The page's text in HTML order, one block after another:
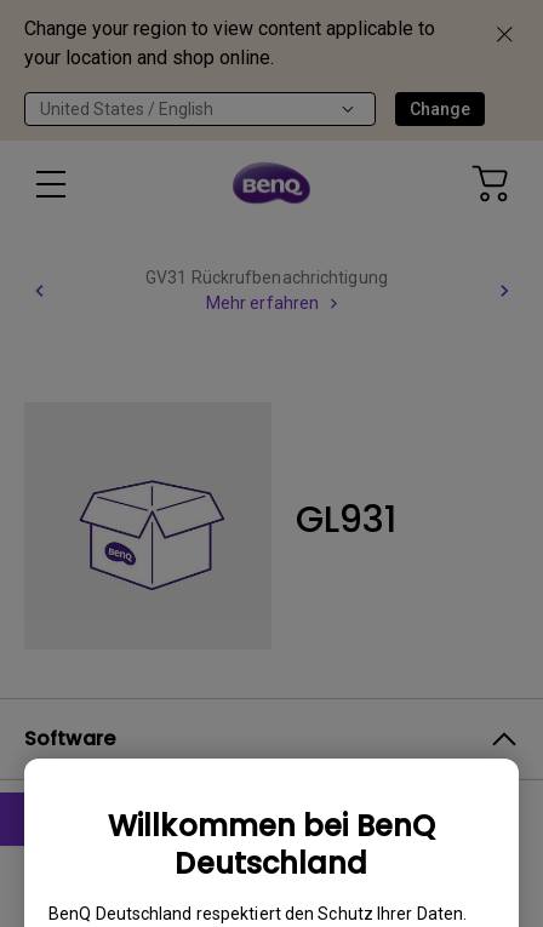
Change your region to view content applicable to
your location and shop online.
United States / English Change
Willkommen bei BenQ
Deutschland
BenQ Deutschland respektiert den Schutz Ihrer Daten.
GV31 Rückrufbenachrichtigung
Mehr erfahren
GL931
Software